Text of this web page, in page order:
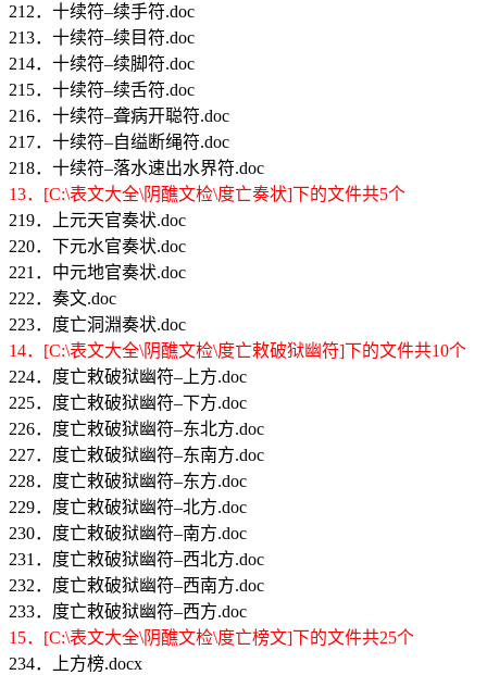
212．十续符–续手符.doc
213．十续符–续目符.doc
214．十续符–续脚符.doc
215．十续符–续舌符.doc
216．十续符–聋病开聪符.doc
217．十续符–自缢断绳符.doc
218．十续符–落水速出水界符.doc
13．[C:\表文大全\阴醮文检\度亡奏状]下的文件共5个
219．上元天官奏状.doc
220．下元水官奏状.doc
221．中元地官奏状.doc
222．奏文.doc
223．度亡洞淵奏状.doc
14．[C:\表文大全\阴醮文检\度亡敕破狱幽符]下的文件共10个
224．度亡敕破狱幽符–上方.doc
225．度亡敕破狱幽符–下方.doc
226．度亡敕破狱幽符–东北方.doc
227．度亡敕破狱幽符–东南方.doc
228．度亡敕破狱幽符–东方.doc
229．度亡敕破狱幽符–北方.doc
230．度亡敕破狱幽符–南方.doc
231．度亡敕破狱幽符–西北方.doc
232．度亡敕破狱幽符–西南方.doc
233．度亡敕破狱幽符–西方.doc
15．[C:\表文大全\阴醮文检\度亡榜文]下的文件共25个
234．上方榜.docx